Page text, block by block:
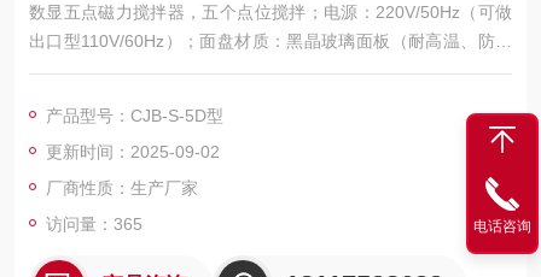
数显五点磁力搅拌器，五个点位搅拌；电源：220V/50Hz（可做
出口型110V/60Hz）；面盘材质：黑晶玻璃面板（耐高温、防腐
蚀）；工作尺寸：450*105mm；搅拌容量：0-500ml×5；转速范
可以根据客户的要求定制。
产品型号：CJB-S-5D型
更新时间：2025-09-02
厂商性质：生产厂家
访问量：365
电话咨询